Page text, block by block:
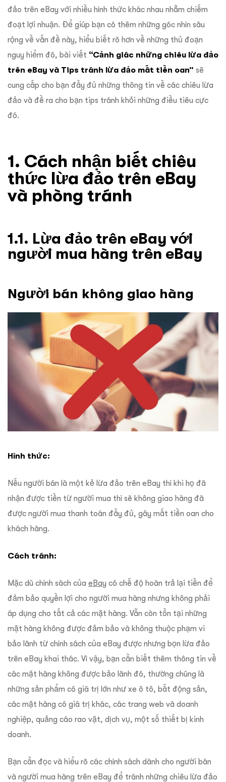
đảo trên eBay với nhiều hình thức khác nhau nhằm chiếm
đoạt lợi nhuận. Để giúp bạn có thêm những góc nhìn sâu
rộng về vấn đề này, hiểu biết rõ hơn về những thủ đoạn
nguy hiểm đó, bài viết “Cảnh giác những chiêu lừa đảo
trên eBay và Tips tránh lừa đảo mất tiền oan” sẽ
cung cấp cho bạn đầy đủ những thông tin về các chiêu lừa
đảo và đề ra cho bạn tips tránh khỏi những điều tiêu cực
đó.
1. Cách nhận biết chiêu
thức lừa đảo trên eBay
và phòng tránh
1.1. Lừa đảo trên eBay với
người mua hàng trên eBay
Người bán không giao hàng
Hình thức:
Nếu người bán là một kẻ lừa đảo trên eBay thì khi họ đã
nhận được tiền từ người mua thì sẽ không giao hàng đã
được người mua thanh toán đầy đủ, gây mất tiền oan cho
khách hàng.
Cách tránh:
Mặc dù chính sách của eBay có chế độ hoàn trả lại tiền để
đảm bảo quyền lợi cho người mua hàng nhưng không phải
áp dụng cho tất cả các mặt hàng. Vẫn còn tồn tại những
mặt hàng không được đảm bảo và không thuộc phạm vi
bảo lãnh từ chính sách của eBay được nhưng bọn lừa đảo
trên eBay khai thác. Vì vậy, bạn cần biết thêm thông tin về
các mặt hàng không được bảo lãnh đó, thường chúng là
những sản phẩm có giá trị lớn như xe ô tô, bất động sản,
các mặt hàng có giá trị khác, các trang web và doanh
nghiệp, quảng cáo rao vặt, dịch vụ, một số thiết bị kinh
doanh.
Bạn cần đọc và hiểu rõ các chính sách dành cho người bán
và người mua hàng trên eBay để tránh những chiêu lừa đảo